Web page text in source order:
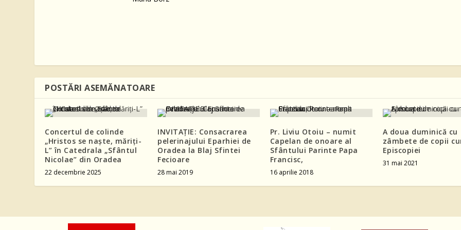
POSTĂRI ASEMĂNATOARE
Concertul de colinde
„Hristos se naște, măriți-
L” în Catedrala „Sfântul
Nicolae” din Oradea
22 decembrie 2025
INVITAȚIE: Consacrarea
pelerinajului Eparhiei de
Oradea la Blaj Sfintei
Fecioare
28 mai 2019
Pr. Liviu Otoiu – numit
Capelan de onoare al
Sfântului Parinte Papa
Francisc,
16 aprilie 2018
A doua duminică cu
zâmbete de copii
Episcopiei
31 mai 2021